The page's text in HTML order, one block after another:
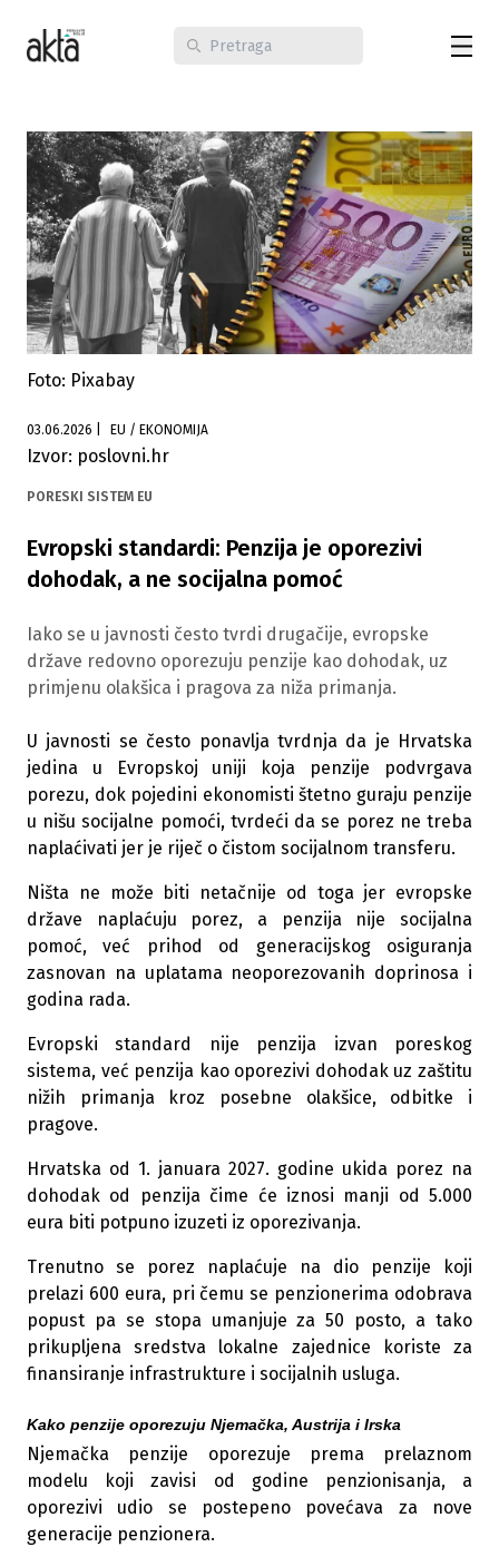
Foto: Pixabay
03.06.2026 EU / EKONOMIJA
Izvor: poslovni.hr
PORESKI SISTEM EU
Evropski standardi: Penzija je oporezivi
dohodak, a ne socijalna pomoć
Iako se u javnosti često tvrdi drugačije, evropske
države redovno oporezuju penzije kao dohodak, uz
primjenu olakšica i pragova za niža primanja.
U javnosti se često ponavlja tvrdnja da je Hrvatska
jedina u Evropskoj uniji koja penzije podvrgava
porezu, dok pojedini ekonomisti štetno guraju penzije
u nišu socijalne pomoći, tvrdeći da se porez ne treba
naplaćivati jer je riječ o čistom socijalnom transferu.
Ništa ne može biti netačnije od toga jer evropske
države naplaćuju porez, a penzija nije socijalna
pomoć, već prihod od generacijskog osiguranja
zasnovan na uplatama neoporezovanih doprinosa i
godina rada.
Evropski standard nije penzija izvan poreskog
sistema, već penzija kao oporezivi dohodak uz zaštitu
nižih primanja kroz posebne olakšice, odbitke i
pragove.
Hrvatska od 1. januara 2027. godine ukida porez na
dohodak od penzija čime će iznosi manji od 5.000
eura biti potpuno izuzeti iz oporezivanja.
Trenutno se porez naplaćuje na dio penzije koji
prelazi 600 eura, pri čemu se penzionerima odobrava
popust pa se stopa umanjuje za 50 posto, a tako
prikupljena sredstva lokalne zajednice koriste za
finansiranje infrastrukture i socijalnih usluga.
Kako penzije oporezuju Njemačka, Austrija i Irska
Njemačka penzije oporezuje prema prelaznom
modelu koji zavisi od godine penzionisanja, a
oporezivi udio se postepeno povećava za nove
generacije penzionera.